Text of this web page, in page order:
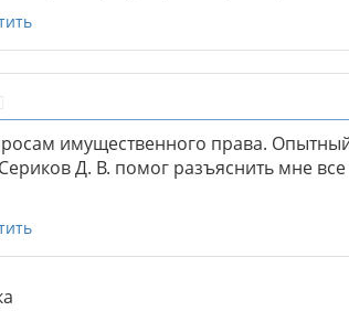
имущественного права.
Д. В. помог разъяснить мне